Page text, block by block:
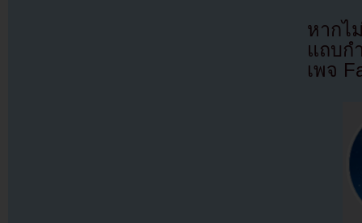
หากไ
แถบก
เพจ